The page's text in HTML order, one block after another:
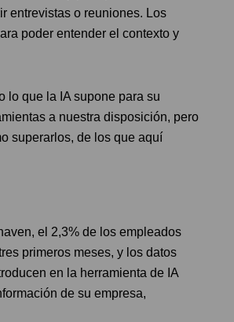
entrevistas o reuniones. Los
poder entender el contexto y
lo que la IA supone para su
a nuestra disposición, pero
superarlos, de los que aquí
el 2,3% de los empleados
primeros meses, y los datos
en la herramienta de IA
de su empresa,